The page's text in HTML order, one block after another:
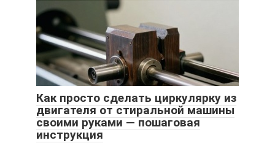
Как просто сделать циркулярку из
двигателя от стиральной машины
своими руками — пошаговая
инструкция